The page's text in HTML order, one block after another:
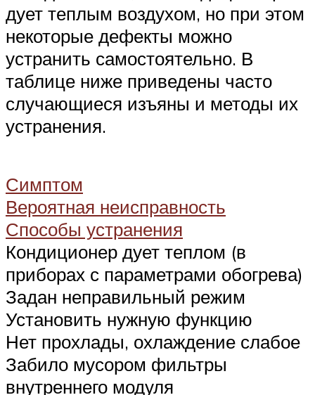
Меню
дует теплым воздухом, но при этом
некоторые дефекты можно
устранить самостоятельно. В
таблице ниже приведены часто
случающиеся изъяны и методы их
устранения.
Симптом
Вероятная неисправность
Способы устранения
Кондиционер дует теплом (в
приборах с параметрами обогрева)
Задан неправильный режим
Установить нужную функцию
Нет прохлады, охлаждение слабое
Забило мусором фильтры
внутреннего модуля